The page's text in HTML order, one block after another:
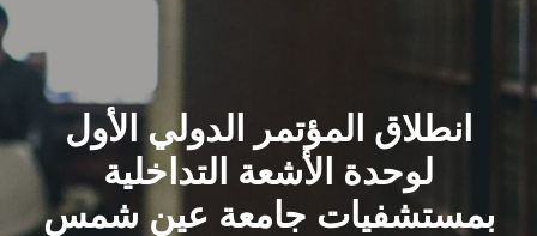
القطاعـات
الشئون الأكاديمية
البحث العلمي
انطلاق المؤتمر الدولي الأول
لوحدة الأشعة التداخلية
بمستشفيات جامعة عين شمس